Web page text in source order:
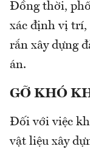
Đồng thời,
xác định vị trí,
rắn xây dựng
án.
GỠ KHÓ
Đối với việc
vật liệu xây